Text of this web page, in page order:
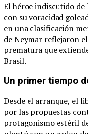
El héroe indiscutido
con su voracidad
en una clasificación
de Neymar reflejaron
prematura que
Brasil.
Un primer tiempo
Desde el arranque, el
por las propuestas
protagonismo estéril